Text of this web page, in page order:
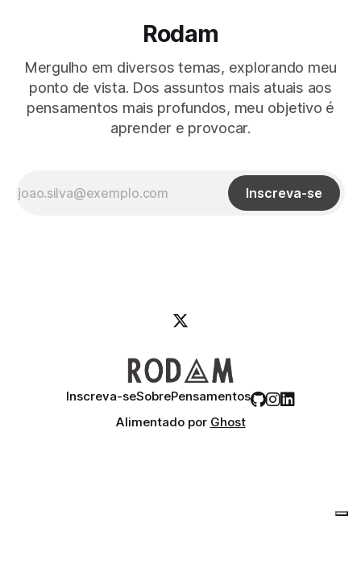
Rodam
Mergulho em diversos temas, explorando meu
ponto de vista. Dos assuntos mais atuais aos
pensamentos mais profundos, meu objetivo é
aprender e provocar.
Inscreva-se
Inscreva-seSobrePensamentos
Alimentado por Ghost